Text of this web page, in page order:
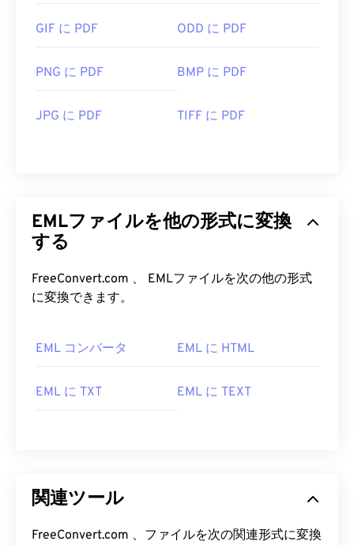
GIF に PDF ODD に PDF
PNG に PDF BMP に PDF
JPG に PDF TIFF に PDF
EMLファイルを他の形式に変換
する
FreeConvert.com 、 EMLファイルを次の他の形式
に変換できます。
EML コンバータ EML に HTML
EML に TXT EML に TEXT
関連ツール
FreeConvert.com 、ファイルを次の関連形式に変換